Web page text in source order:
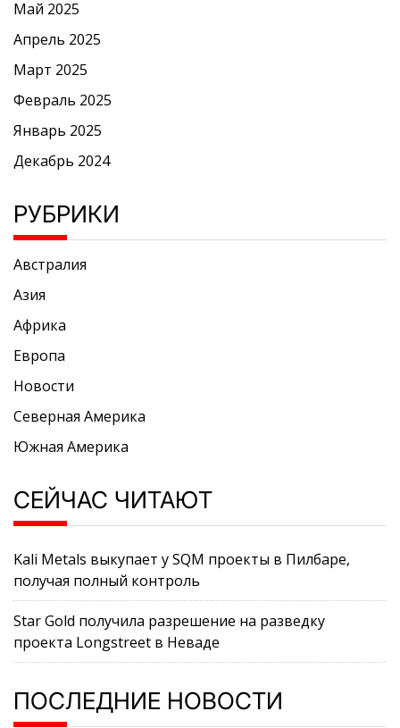
Май 2025
Апрель 2025
Март 2025
Февраль 2025
Январь 2025
Декабрь 2024
РУБРИКИ
Австралия
Азия
Африка
Европа
Новости
Северная Америка
Южная Америка
СЕЙЧАС ЧИТАЮТ
Kali Metals выкупает у SQM проекты в Пилбаре,
получая полный контроль
Star Gold получила разрешение на разведку
проекта Longstreet в Неваде
ПОСЛЕДНИЕ НОВОСТИ